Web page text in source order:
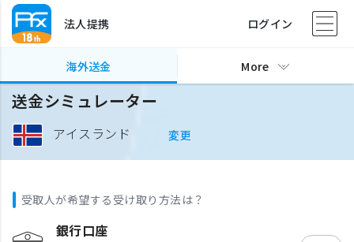
法人提携 ログイン
海外送金 More
送金シミュレーター
アイスランド 変更
受取人が希望する受け取り方法は？
銀行口座